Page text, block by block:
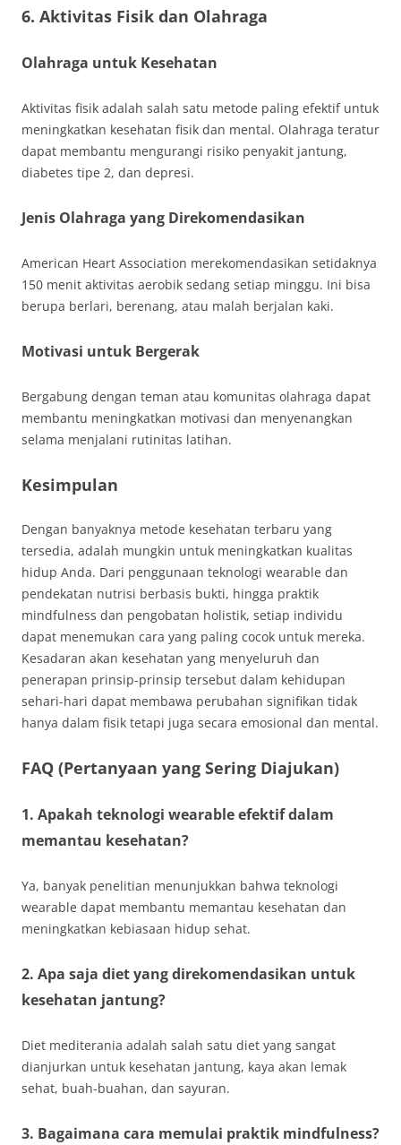
6. Aktivitas Fisik dan Olahraga
Olahraga untuk Kesehatan
Aktivitas fisik adalah salah satu metode paling efektif untuk
meningkatkan kesehatan fisik dan mental. Olahraga teratur
dapat membantu mengurangi risiko penyakit jantung,
diabetes tipe 2, dan depresi.
Jenis Olahraga yang Direkomendasikan
American Heart Association merekomendasikan setidaknya
150 menit aktivitas aerobik sedang setiap minggu. Ini bisa
berupa berlari, berenang, atau malah berjalan kaki.
Motivasi untuk Bergerak
Bergabung dengan teman atau komunitas olahraga dapat
membantu meningkatkan motivasi dan menyenangkan
selama menjalani rutinitas latihan.
Kesimpulan
Dengan banyaknya metode kesehatan terbaru yang
tersedia, adalah mungkin untuk meningkatkan kualitas
hidup Anda. Dari penggunaan teknologi wearable dan
pendekatan nutrisi berbasis bukti, hingga praktik
mindfulness dan pengobatan holistik, setiap individu
dapat menemukan cara yang paling cocok untuk mereka.
Kesadaran akan kesehatan yang menyeluruh dan
penerapan prinsip-prinsip tersebut dalam kehidupan
sehari-hari dapat membawa perubahan signifikan tidak
hanya dalam fisik tetapi juga secara emosional dan mental.
FAQ (Pertanyaan yang Sering Diajukan)
1. Apakah teknologi wearable efektif dalam
memantau kesehatan?
Ya, banyak penelitian menunjukkan bahwa teknologi
wearable dapat membantu memantau kesehatan dan
meningkatkan kebiasaan hidup sehat.
2. Apa saja diet yang direkomendasikan untuk
kesehatan jantung?
Diet mediterania adalah salah satu diet yang sangat
dianjurkan untuk kesehatan jantung, kaya akan lemak
sehat, buah-buahan, dan sayuran.
3. Bagaimana cara memulai praktik mindfulness?